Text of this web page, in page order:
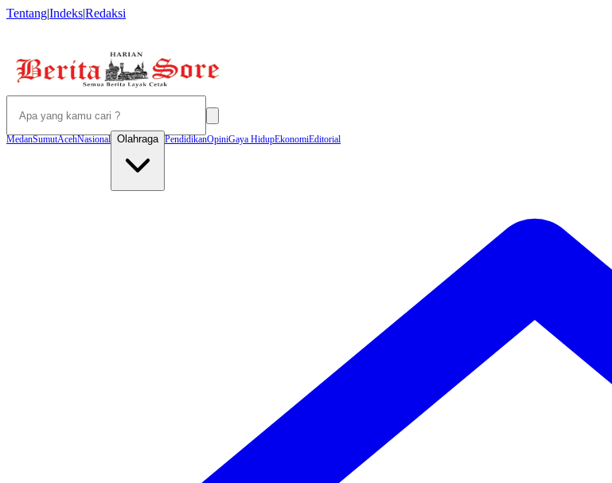
Tentang|Indeks|Redaksi
MedanSumutAcehNasional Olahraga PendidikanOpiniGaya HidupEkonomiEditorial